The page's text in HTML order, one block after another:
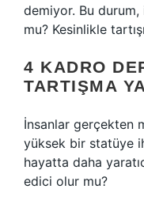
demiyor. Bu
mu? Kesinlikle
4 KADRO
TARTIŞMA
İnsanlar gerçekten
yüksek bir statüye
hayatta daha
edici olur mu?